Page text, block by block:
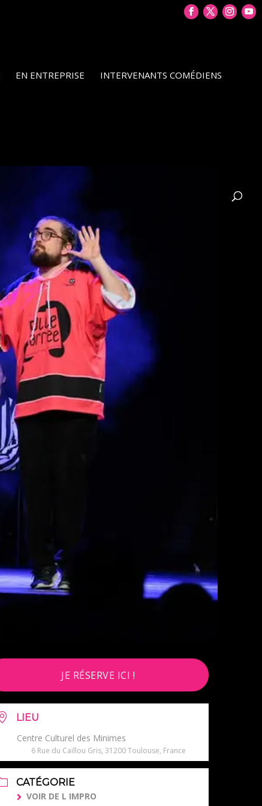
EN ENTREPRISE INTERVENANTS COMÉDIENS
JE RÉSERVE ICI !
LIEU
Centre Culturel des Minimes
6 Rue du Caillou Gris, 31200 Toulouse, France
CATÉGORIE
VOIR DE L IMPRO